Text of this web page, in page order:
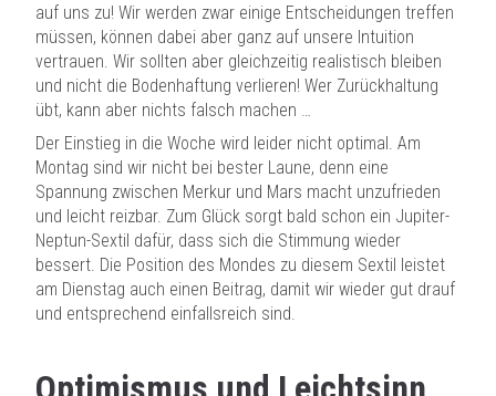
auf uns zu! Wir werden zwar einige Entscheidungen treffen
müssen, können dabei aber ganz auf unsere Intuition
vertrauen. Wir sollten aber gleichzeitig realistisch bleiben
und nicht die Bodenhaftung verlieren! Wer Zurückhaltung
übt, kann aber nichts falsch machen …
Der Einstieg in die Woche wird leider nicht optimal. Am
Montag sind wir nicht bei bester Laune, denn eine
Spannung zwischen Merkur und Mars macht unzufrieden
und leicht reizbar. Zum Glück sorgt bald schon ein Jupiter-
Neptun-Sextil dafür, dass sich die Stimmung wieder
bessert. Die Position des Mondes zu diesem Sextil leistet
am Dienstag auch einen Beitrag, damit wir wieder gut drauf
und entsprechend einfallsreich sind.